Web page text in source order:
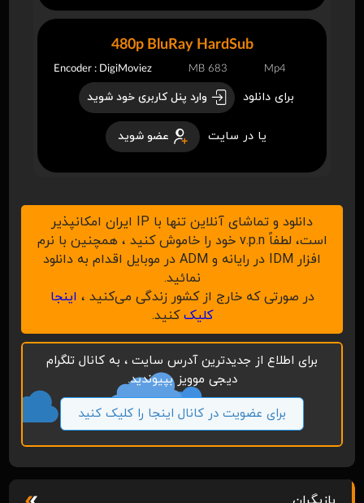
برای دانلود وارد پنل کاربری خود شوید
یا در سایت عضو شوید
480p BluRay HardSub
Encoder : DigiMoviez 683 MB Mp4
دانلود و تماشای آنلاین تنها با IP ایران امکانپذیر
است، لطفاً v.p.n خود را خاموش کنید ، همچنین با نرم
افزار IDM در رایانه و ADM در موبایل اقدام به دانلود
نمائید.
در صورتی که خارج از کشور زندگی می‌کنید ، اینجا
کلیککنید.
برای اطلاع از جدیدترین آدرس سایت ، به کانال تلگرام
دیجی موویز بپیوندید.
برای عضویت در کانال اینجا را کلیک کنید